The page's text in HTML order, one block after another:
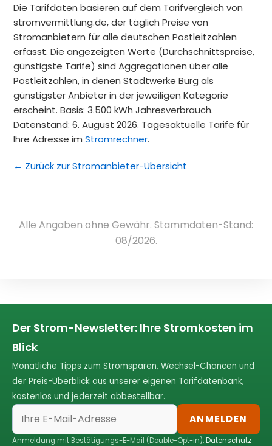
Die Tarifdaten basieren auf dem Tarifvergleich von
stromvermittlung.de, der täglich Preise von
Stromanbietern für alle deutschen Postleitzahlen
erfasst. Die angezeigten Werte (Durchschnittspreise,
günstigste Tarife) sind Aggregationen über alle
Postleitzahlen, in denen Stadtwerke Burg als
günstigster Anbieter in der jeweiligen Kategorie
erscheint. Basis: 3.500 kWh Jahresverbrauch.
Datenstand: 6. August 2026. Tagesaktuelle Tarife für
Ihre Adresse imStromrechner.
← Zurück zur Stromanbieter-Übersicht
Alle Angaben ohne Gewähr. Stammdaten-Stand:
08/2026.
Der Strom-Newsletter: Ihre Stromkosten im
Blick
Monatliche Tipps zum Stromsparen, Wechsel-Chancen und
der Preis-Überblick aus unserer eigenen Tarifdatenbank,
kostenlos und jederzeit abbestellbar.
ANMELDEN
Anmeldung mit Bestätigungs-E-Mail (Double-Opt-in).Datenschutz